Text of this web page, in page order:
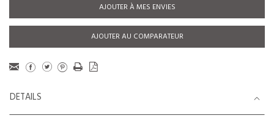
AJOUTER À MES ENVIES
AJOUTER AU COMPARATEUR
DETAILS